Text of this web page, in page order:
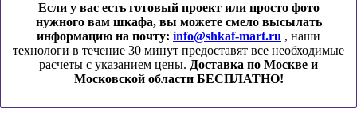
Если у вас есть готовый проект или просто фото
нужного вам шкафа, вы можете смело высылать
информацию на почту: info@shkaf-mart.ru , наши
технологи в течение 30 минут предоставят все необходимые
расчеты с указанием цены. Доставка по Москве и
Московской области БЕСПЛАТНО!